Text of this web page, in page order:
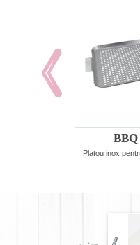
BBQ
Platou inox